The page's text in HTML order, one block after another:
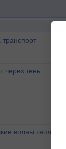
транспорт
через тень
волны тепла